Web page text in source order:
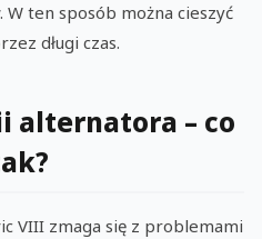
ten sposób można cieszyć
długi czas.
alternatora – co
VIII zmaga się z problemami